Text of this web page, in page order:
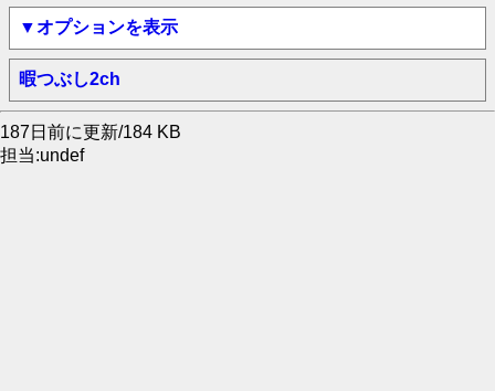
▼オプションを表示
暇つぶし2ch
187日前に更新/184 KB
担当:undef